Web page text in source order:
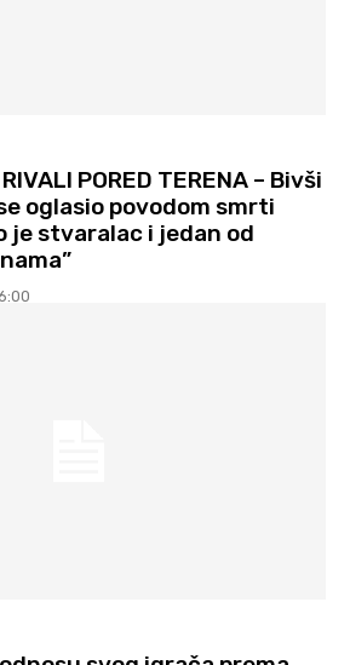
PORED TERENA – Bivši
oglasio povodom smrti
je stvaralac i jedan od